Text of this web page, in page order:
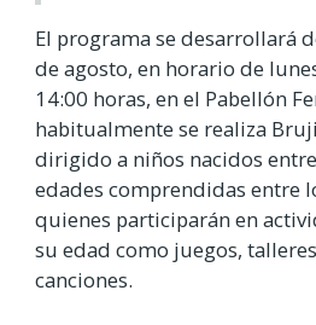
El programa se desarrollará
de agosto, en horario de
14:00 horas, en el Pabellón
habitualmente se realiza
dirigido a niños nacidos
edades comprendidas entre
quienes participarán en
su edad como juegos,
canciones.